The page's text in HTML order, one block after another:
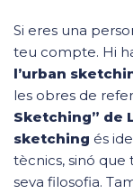
Si eres una
teu compte. Hi
l’urban
les obres de
Sketching” de
sketching és
tècnics, sinó que
seva filosofia.